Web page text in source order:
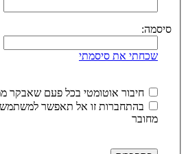
סיסמה:
שכחתי את סיסמתי
חיבור אוטומטי בכל פעם שאבקר
בהתחברות זו אל תאפשר
מחובר